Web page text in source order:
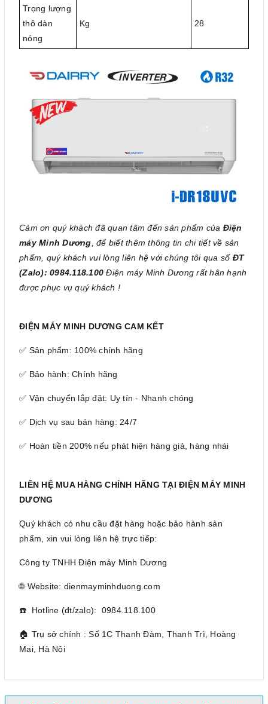
Trọng lượng
thô dàn
nóng
Kg 28
Cảm ơn quý khách đã quan tâm đến sản phẩm của Điện
máy Minh Dương , để biết thêm thông tin chi tiết về sản
phẩm, quý khách vui lòng liên hệ với chúng tôi qua số ĐT
(Zalo): 0984.118.100 Điện máy Minh Dương rất hân hạnh
được phục vụ quý khách !
ĐIỆN MÁY MINH DƯƠNG CAM KẾT
✅ Sản phẩm: 100% chính hãng
✅ Bảo hành: Chính hãng
✅ Vận chuyển lắp đặt: Uy tín - Nhanh chóng
✅ Dịch vụ sau bán hàng: 24/7
✅ Hoàn tiền 200% nếu phát hiện hàng giả, hàng nhái
LIÊN HỆ MUA HÀNG CHÍNH HÃNG TẠI ĐIỆN MÁY MINH
DƯƠNG
Quý khách có nhu cầu đặt hàng hoặc bảo hành sản
phẩm, xin vui lòng liên hệ trực tiếp:
Công ty TNHH Điện máy Minh Dương
🌐 Website: dienmayminhduong.com
☎️ Hotline (đt/zalo): 0984.118.100
🏠 Trụ sở chính : Số 1C Thanh Đàm, Thanh Trì, Hoàng
Mai, Hà Nội